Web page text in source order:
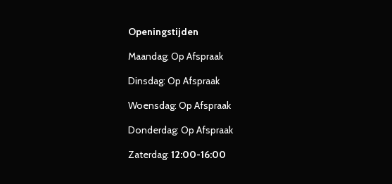
Openingstijden
Maandag; Op Afspraak
Dinsdag: Op Afspraak
Woensdag: Op Afspraak
Donderdag: Op Afspraak
Zaterdag: 12:00-16:00